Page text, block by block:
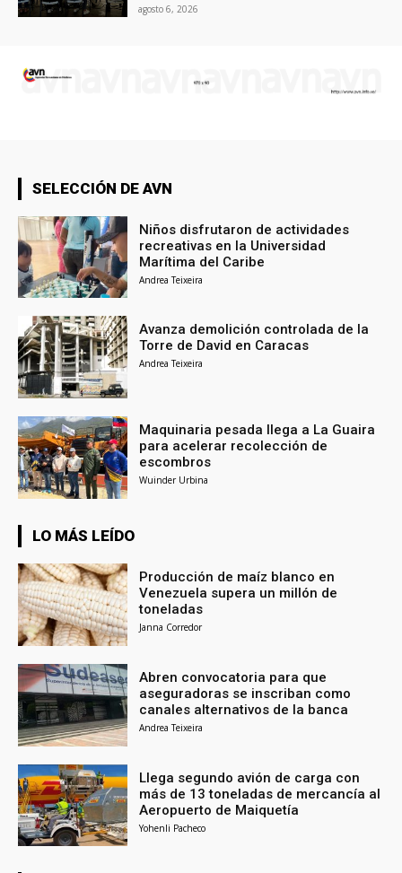
agosto 6, 2026
SELECCIÓN DE AVN
Niños disfrutaron de actividades
recreativas en la Universidad
Marítima del Caribe
Andrea Teixeira
Avanza demolición controlada de la
Torre de David en Caracas
Andrea Teixeira
Maquinaria pesada llega a La Guaira
para acelerar recolección de
escombros
Wuinder Urbina
LO MÁS LEÍDO
Producción de maíz blanco en
Venezuela supera un millón de
toneladas
Janna Corredor
Abren convocatoria para que
aseguradoras se inscriban como
canales alternativos de la banca
Andrea Teixeira
Llega segundo avión de carga con
más de 13 toneladas de mercancía al
Aeropuerto de Maiquetía
Yohenli Pacheco